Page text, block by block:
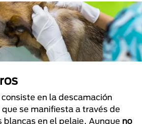
en la descamación
se manifiesta a través de
blancas en el pelaje. Aunque no